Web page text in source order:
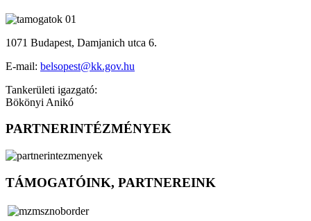
1071 Budapest, Damjanich utca 6.
E-mail: belsopest@kk.gov.hu
Tankerületi igazgató:
Bökönyi Anikó
PARTNERINTÉZMÉNYEK
TÁMOGATÓINK, PARTNEREINK